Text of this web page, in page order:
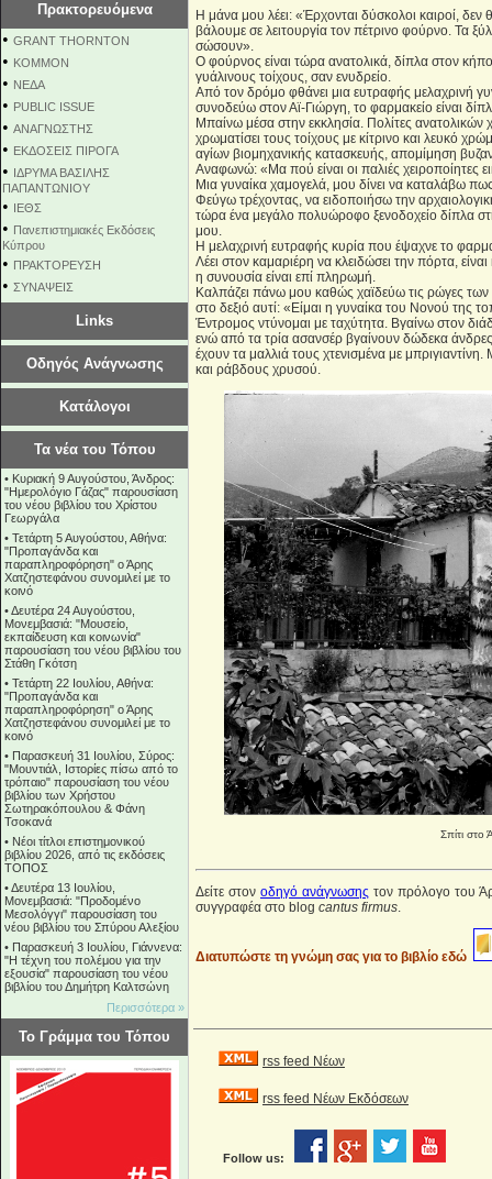
Πρακτορευόμενα
• GRANT THORNTON
• KOMMON
• NEΔΑ
• PUBLIC ISSUE
• ΑΝΑΓΝΩΣΤΗΣ
• ΕΚΔΟΣΕΙΣ ΠΙΡΟΓΑ
• ΙΔΡΥΜΑ ΒΑΣΙΛΗΣ
ΠΑΠΑΝΤΩΝΙΟΥ
• ΙΕΘΣ
• Πανεπιστημιακές Εκδόσεις
Κύπρου
• ΠΡΑΚΤΟΡΕΥΣΗ
• ΣΥΝΑΨΕΙΣ
Links
Οδηγός Ανάγνωσης
Κατάλογοι
Τα νέα του Τόπου
• Κυριακή 9 Αυγούστου, Άνδρος:
"Ημερολόγιο Γάζας" παρουσίαση
του νέου βιβλίου του Χρίστου
Γεωργάλα
• Τετάρτη 5 Αυγούστου, Αθήνα:
"Προπαγάνδα και
παραπληροφόρηση" ο Άρης
Χατζηστεφάνου συνομιλεί με το
κοινό
•Δευτέρα 24 Αυγούστου,
Μονεμβασιά: "Μουσείο,
εκπαίδευση και κοινωνία"
παρουσίαση του νέου βιβλίου του
Στάθη Γκότση
• Τετάρτη 22 Ιουλίου, Αθήνα:
"Προπαγάνδα και
παραπληροφόρηση" ο Άρης
Χατζηστεφάνου συνομιλεί με το
κοινό
• Παρασκευή 31 Ιουλίου, Σύρος:
"Μουντιάλ, Ιστορίες πίσω από το
τρόπαιο" παρουσίαση του νέου
βιβλίου των Χρήστου
Σωτηρακόπουλου & Φάνη
Τσοκανά
• Νέοι τίτλοι επιστημονικού
βιβλίου 2026, από τις εκδόσεις
ΤΟΠΟΣ
•Δευτέρα 13 Ιουλίου,
Μονεμβασιά: "Προδομένο
Μεσολόγγι" παρουσίαση του
νέου βιβλίου του Σπύρου Αλεξίου
• Παρασκευή 3 Ιουλίου, Γιάννενα:
"Η τέχνη του πολέμου για την
εξουσία" παρουσίαση του νέου
βιβλίου του Δημήτρη Καλτσώνη
Περισσότερα »
Το Γράμμα του Τόπου
Η μάνα μου λέει: «Έρχονται δύσκολοι καιροί, δεν
βάλουμε σε λειτουργία τον πέτρινο φούρνο. Τα
σώσουν».
Ο φούρνος είναι τώρα ανατολικά, δίπλα στον
γυάλινους τοίχους, σαν ενυδρείο.
Από τον δρόμο φθάνει μια ευτραφής μελαχρινή
συνοδεύω στον Αϊ-Γιώργη, το φαρμακείο είναι
Μπαίνω μέσα στην εκκλησία. Πολίτες
χρωματίσει τους τοίχους με κίτρινο και λευκό
αγίων βιομηχανικής κατασκευής, απομίμηση
Αναφωνώ: «Μα πού είναι οι παλιές χειροποίητες
Μια γυναίκα χαμογελά, μου δίνει να καταλάβω πως
Φεύγω τρέχοντας, να ειδοποιήσω την
τώρα ένα μεγάλο πολυώροφο ξενοδοχείο δίπλα
μου.
Η μελαχρινή ευτραφής κυρία που έψαχνε το
Λέει στον καμαριέρη να κλειδώσει την πόρτα,
η συνουσία είναι επί πληρωμή.
Καλπάζει πάνω μου καθώς χαϊδεύω τις ρώγες
στο δεξιό αυτί: «Είμαι η γυναίκα του Νονού της
Έντρομος ντύνομαι με ταχύτητα. Βγαίνω στον
ενώ από τα τρία ασανσέρ βγαίνουν δώδεκα
έχουν τα μαλλιά τους χτενισμένα με
και ράβδους χρυσού.
Σπίτι στο
Δείτε στον οδηγό ανάγνωσης τον πρόλογο του
συγγραφέα στο blοg cantus firmus.
Διατυπώστε τη γνώμη σας για το βιβλίο εδώ
rss feed Νέων
rss feed Νέων Εκδόσεων
Follow us: